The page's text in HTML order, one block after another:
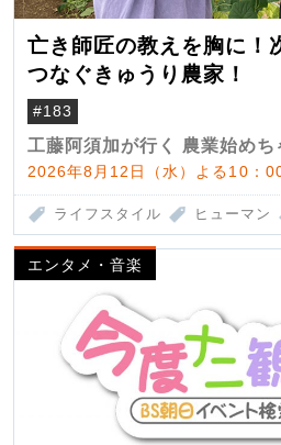
亡き師匠の教えを胸に！
つなぐきゅうり農家！
#183
工藤阿須加が行く 農業始めち
2026年8月12日（水）よる10：
ライフスタイル ヒューマン
エンタメ・音楽